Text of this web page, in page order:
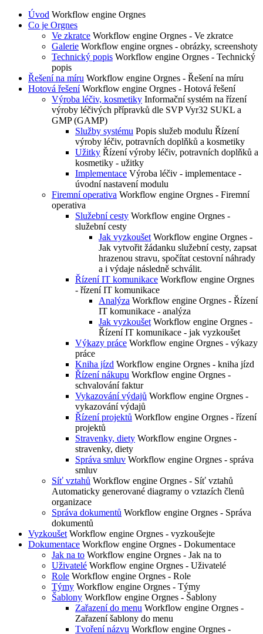
Úvod Workflow engine Orgnes
Co je Orgnes
Ve zkratce Workflow engine Orgnes - Ve zkratce
Galerie Workflow engine orgnes - obrázky, screenshoty
Technický popis Workflow engine Orgnes - Technický
popis
Řešení na míru Workflow engine Orgnes - Řešení na míru
Hotová řešení Workflow engine Orgnes - Hotová řešení
Výroba léčiv, kosmetiky Informační systém na řízení
výroby léčivých přípravků dle SVP Vyr32 SUKL a
GMP (GAMP)
Služby systému Popis služeb modulu Řízení
výroby léčiv, potravních doplňků a kosmetiky
Užitky Řízení výroby léčiv, potravních doplňků a
kosmetiky - užitky
Implementace Výroba léčiv - implementace -
úvodní nastavení modulu
Firemní operativa Workflow engine Orgnes - Firemní
operativa
Služební cesty Workflow engine Orgnes -
služební cesty
Jak vyzkoušet Workflow engine Orgnes -
Jak vytvořit žádanku služební cesty, zapsat
hrazenou stravu, spočítat cestovní náhrady
a i výdaje následně schválit.
Řízení IT komunikace Workflow engine Orgnes
- řízení IT komunikace
Analýza Workflow engine Orgnes - Řízení
IT komunikace - analýza
Jak vyzkoušet Workflow engine Orgnes -
Řízení IT komunikace - jak vyzkoušet
Výkazy práce Workflow engine Orgnes - výkazy
práce
Kniha jízd Workflow engine Orgnes - kniha jízd
Řízení nákupu Workflow engine Orgnes -
schvalování faktur
Vykazování výdajů Workflow engine Orgnes -
vykazování výdajů
Řízení projektů Workflow engine Orgnes - řízení
projektů
Stravenky, diety Workflow engine Orgnes -
stravenky, diety
Správa smluv Workflow engine Orgnes - správa
smluv
Síť vztahů Workflow engine Orgnes - Síť vztahů
Automaticky generované diagramy o vztazích členů
organizace
Správa dokumentů Workflow engine Orgnes - Správa
dokumentů
Vyzkoušet Workflow engine Orgnes - vyzkoušejte
Dokumentace Workflow engine Orgnes - Dokumentace
Jak na to Workflow engine Orgnes - Jak na to
Uživatelé Workflow engine Orgnes - Uživatelé
Role Workflow engine Orgnes - Role
Týmy Workflow engine Orgnes - Týmy
Šablony Workflow engine Orgnes - Šablony
Zařazení do menu Workflow engine Orgnes -
Zařazení šablony do menu
Tvoření názvu Workflow engine Orgnes -